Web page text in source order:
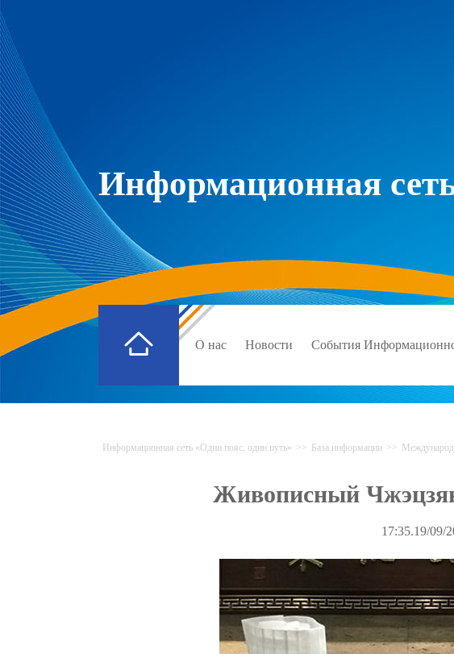
Информационная
О нас Новости События
Информационная сеть «Один пояс, один путь» >> База информации >>
Живописный
17:35.19/09/